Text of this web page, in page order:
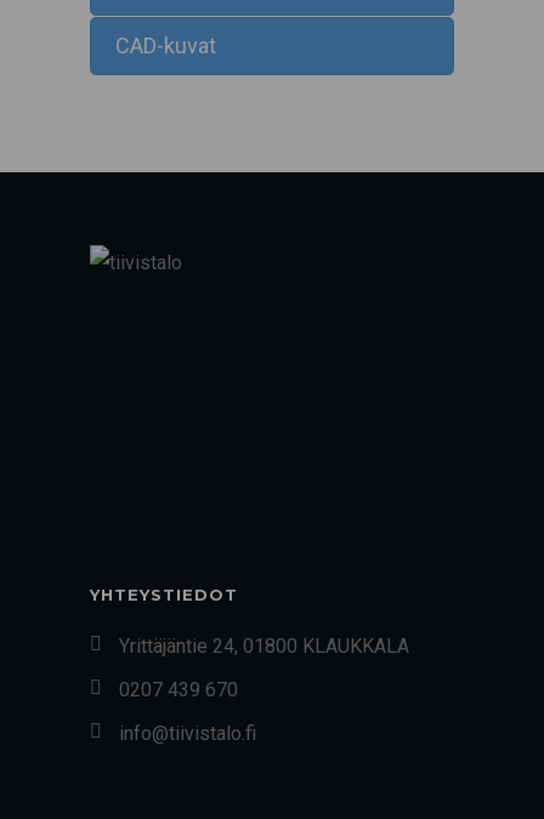
CAD-kuvat
YHTEYSTIEDOT
Yrittäjäntie 24, 01800 KLAUKKALA
0207 439 670
info@tiivistalo.fi